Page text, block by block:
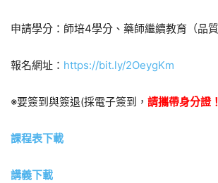
申請學分：師培4學分、藥師繼續教育（品
報名網址： https://bit.ly/2OeygKm
※要簽到與簽退(採電子簽到， 請攜帶身分證！
課程表下載
講義下載